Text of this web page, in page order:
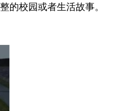
的校园或者生活故事。